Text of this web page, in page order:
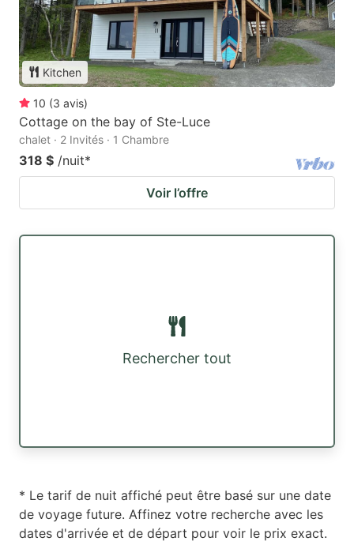
Kitchen
10 (3 avis)
Cottage on the bay of Ste-Luce
chalet · 2 Invités · 1 Chambre
318 $ /nuit*
Voir l’offre
Rechercher tout
* Le tarif de nuit affiché peut être basé sur une date
de voyage future. Affinez votre recherche avec les
dates d'arrivée et de départ pour voir le prix exact.